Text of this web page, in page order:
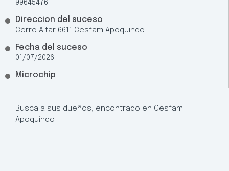
996454761
Direccion del suceso
Cerro Altar 6611 Cesfam Apoquindo
Fecha del suceso
01/07/2026
Microchip
Busca a sus dueños, encontrado en Cesfam
Apoquindo